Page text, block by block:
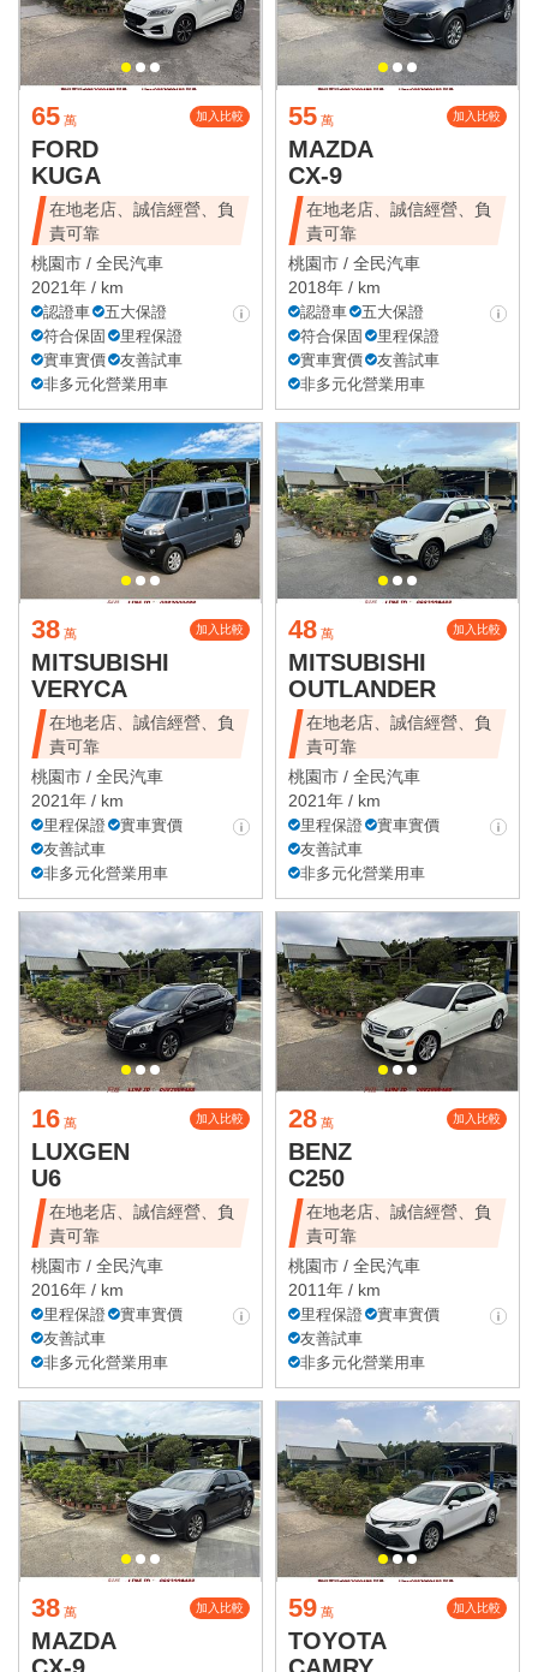
65 萬 加入比較
FORD
KUGA
在地老店、誠信經營、負
責可靠
桃園市 / 全民汽車
2021年 / km
認證車
五大保證
符合保固
里程保證
實車實價
友善試車
非多元化營業用車
55 萬 加入比較
MAZDA
CX-9
在地老店、誠信經營、負
責可靠
桃園市 / 全民汽車
2018年 / km
認證車
五大保證
符合保固
里程保證
實車實價
友善試車
非多元化營業用車
38 萬 加入比較
MITSUBISHI
VERYCA
在地老店、誠信經營、負
責可靠
桃園市 / 全民汽車
2021年 / km
里程保證
實車實價
友善試車
非多元化營業用車
48 萬 加入比較
MITSUBISHI
OUTLANDER
在地老店、誠信經營、負
責可靠
桃園市 / 全民汽車
2021年 / km
里程保證
實車實價
友善試車
非多元化營業用車
16 萬 加入比較
LUXGEN
U6
在地老店、誠信經營、負
責可靠
桃園市 / 全民汽車
2016年 / km
里程保證
實車實價
友善試車
非多元化營業用車
28 萬 加入比較
BENZ
C250
在地老店、誠信經營、負
責可靠
桃園市 / 全民汽車
2011年 / km
里程保證
實車實價
友善試車
非多元化營業用車
38 萬 加入比較
MAZDA
CX-9
59 萬 加入比較
TOYOTA
CAMRY